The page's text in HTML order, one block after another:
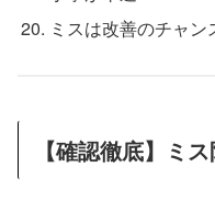
ミスは改善のチャン
【確認徹底】ミ